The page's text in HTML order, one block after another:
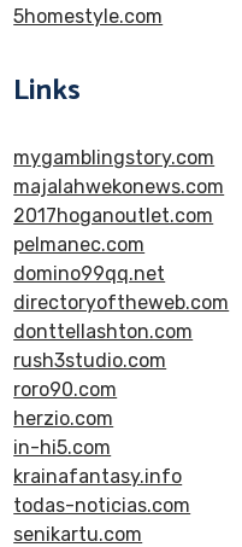
5homestyle.com
Links
mygamblingstory.com
majalahwekonews.com
2017hoganoutlet.com
pelmanec.com
domino99qq.net
directoryoftheweb.com
donttellashton.com
rush3studio.com
roro90.com
herzio.com
in-hi5.com
krainafantasy.info
todas-noticias.com
senikartu.com